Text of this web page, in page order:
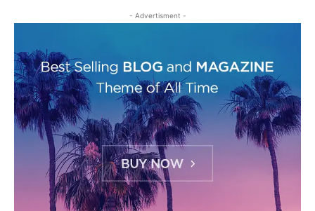
- Advertisment -